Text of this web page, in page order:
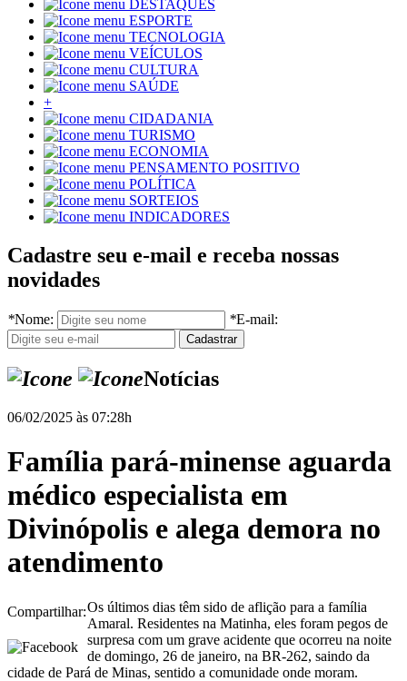
DESTAQUES
ESPORTE
TECNOLOGIA
VEÍCULOS
CULTURA
SAÚDE
+
CIDADANIA
TURISMO
ECONOMIA
PENSAMENTO POSITIVO
POLÍTICA
SORTEIOS
INDICADORES
Cadastre seu e-mail e receba nossas
novidades
*Nome: *E-mail:
Notícias
06/02/2025 às 07:28h
Família pará-minense aguarda
médico especialista em
Divinópolis e alega demora no
atendimento
Compartilhar:Os últimos dias têm sido de aflição para a família
Amaral. Residentes na Matinha, eles foram pegos de
surpresa com um grave acidente que ocorreu na noite
de domingo, 26 de janeiro, na BR-262, saindo da
cidade de Pará de Minas, sentido a comunidade onde moram.